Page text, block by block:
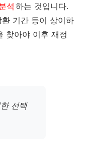
석 하는 것입니다.
기간 등이 상이하
찾아야 이후 재정
선택